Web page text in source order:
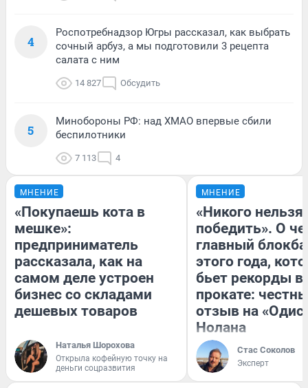
4
Роспотребнадзор Югры рассказал, как выбрать
сочный арбуз, а мы подготовили 3 рецепта
салата с ним
14 827 Обсудить
5
Минобороны РФ: над ХМАО впервые сбили
беспилотники
7 113 4
МНЕНИЕ
«Покупаешь кота в
мешке»:
предприниматель
рассказала, как на
самом деле устроен
бизнес со складами
дешевых товаров
Наталья Шорохова
Открыла кофейную точку на
деньги соцразвития
МНЕНИЕ
«Никого нельзя
победить». О
главный
этого года,
бьет рекорды в
прокате:
отзыв на
Нолана
Стас Соколов
Эксперт